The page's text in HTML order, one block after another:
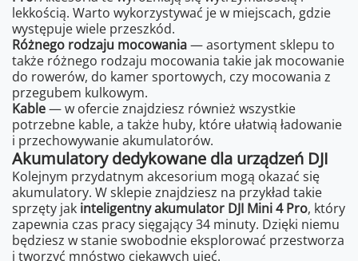
lekkością. Warto wykorzystywać je w miejscach, gdzie
występuje wiele przeszkód.
Różnego rodzaju mocowania— asortyment sklepu to
także różnego rodzaju mocowania takie jak mocowanie
do rowerów, do kamer sportowych, czy mocowania z
przegubem kulkowym.
Kable— w ofercie znajdziesz również wszystkie
potrzebne kable, a także huby, które ułatwią ładowanie
i przechowywanie akumulatorów.
Akumulatory dedykowane dla urządzeń DJI
Kolejnym przydatnym akcesorium mogą okazać się
akumulatory. W sklepie znajdziesz na przykład takie
sprzęty jak inteligentny akumulator DJI Mini 4 Pro, który
zapewnia czas pracy sięgający 34 minuty. Dzięki niemu
będziesz w stanie swobodnie eksplorować przestworza
i tworzyć mnóstwo ciekawych ujęć.